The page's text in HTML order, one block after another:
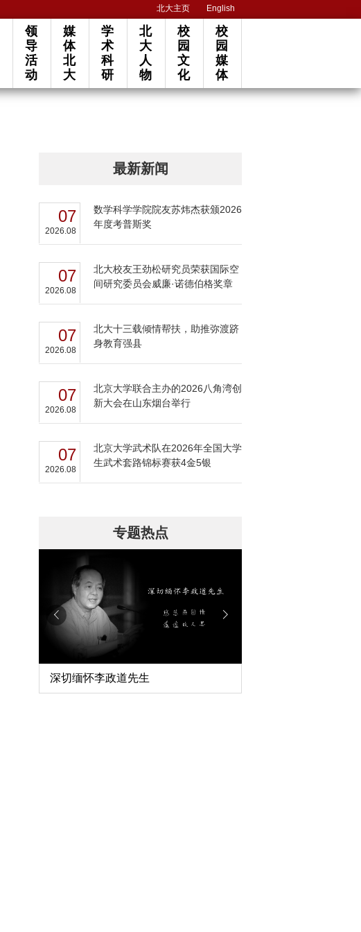
北大主页 English
领
导
活
动
媒
体
北
大
学
术
科
研
北
大
人
物
校
园
文
化
校
园
媒
体
最新新闻
07
2026.08
数学科学学院院友苏炜杰获颁2026
年度考普斯奖
07
2026.08
北大校友王劲松研究员荣获国际空
间研究委员会威廉·诺德伯格奖章
07
2026.08
北大十三载倾情帮扶，助推弥渡跻
身教育强县
07
2026.08
北京大学联合主办的2026八角湾创
新大会在山东烟台举行
07
2026.08
北京大学武术队在2026年全国大学
生武术套路锦标赛获4金5银
专题热点
深切缅怀李政道先生